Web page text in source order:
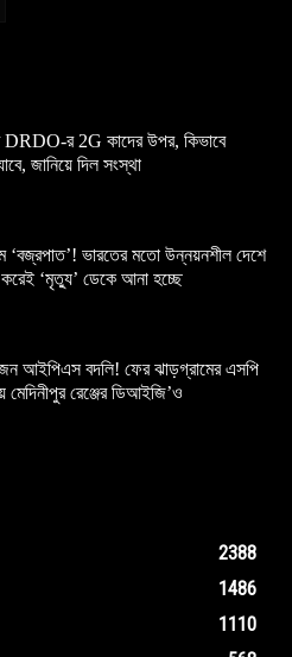
DRDO-র 2G কাদের উপর, কিভাবে
জানিয়ে দিল সংস্থা
ভারতের মতো উন্নয়নশীল দেশে
‘মৃত্যু’ ডেকে আনা হচ্ছে
আইপিএস বদলি! ফের ঝাড়গ্রামের এসপি
মেদিনীপুর রেঞ্জের ডিআইজি’ও
2388
1486
1110